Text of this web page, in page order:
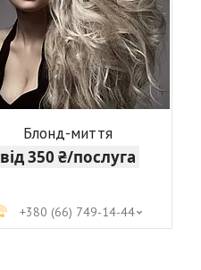
Блонд-миття
від 350 ₴/послуга
+380 (66) 749-14-44